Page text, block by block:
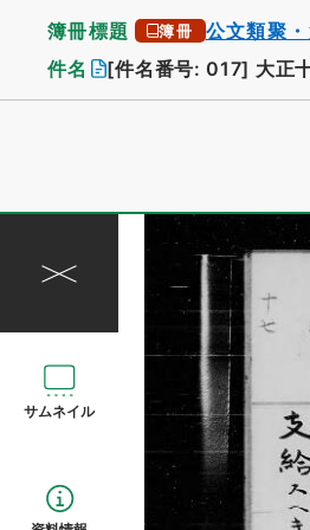
簿冊標題 簿冊 公文類聚
件名 [件名番号: 017] 大正
サムネイル